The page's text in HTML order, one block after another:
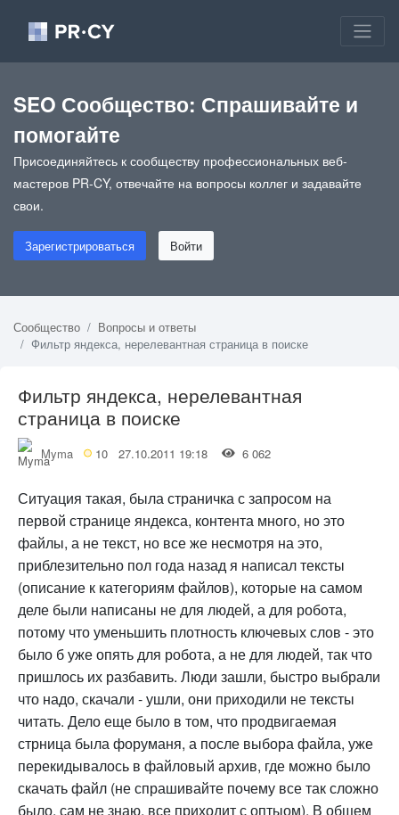
SEO Сообщество: Спрашивайте и
помогайте
Присоединяйтесь к сообществу профессиональных веб-
мастеров PR-CY, отвечайте на вопросы коллег и задавайте
свои.
Зарегистрироваться Войти
Сообщество
Вопросы и ответы
Фильтр яндекса, нерелевантная страница в поиске
Фильтр яндекса, нерелевантная
страница в поиске
Myma 10 27.10.2011 19:18 6 062
Ситуация такая, была страничка с запросом на
первой странице яндекса, контента много, но это
файлы, а не текст, но все же несмотря на это,
приблезительно пол года назад я написал тексты
(описание к категориям файлов), которые на самом
деле были написаны не для людей, а для робота,
потому что уменьшить плотность ключевых слов - это
было б уже опять для робота, а не для людей, так что
пришлось их разбавить. Люди зашли, быстро выбрали
что надо, скачали - ушли, они приходили не тексты
читать. Дело еще было в том, что продвигаемая
стрница была форуманя, а после выбора файла, уже
перекидывалось в файловый архив, где можно было
скачать файл (не спрашивайте почему все так сложно
было, сам не знаю, все приходит с оптыом). В общем